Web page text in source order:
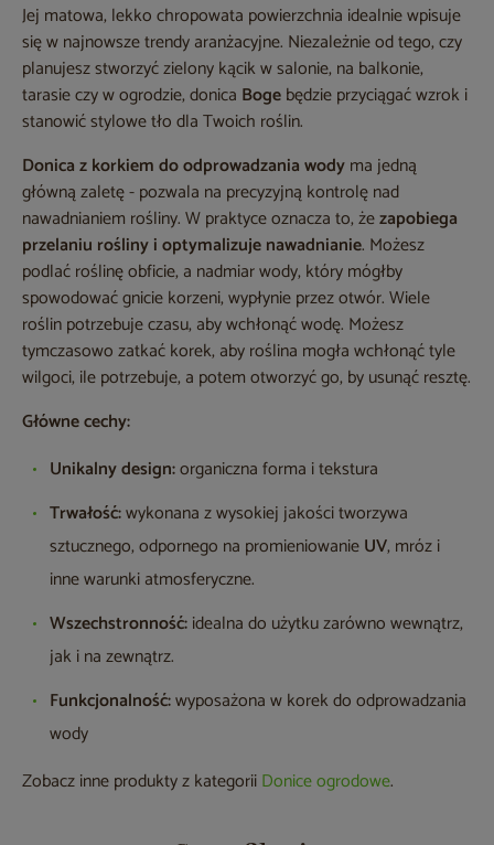
Jej matowa, lekko chropowata powierzchnia idealnie wpisuje
się w najnowsze trendy aranżacyjne. Niezależnie od tego, czy
planujesz stworzyć zielony kącik w salonie, na balkonie,
tarasie czy w ogrodzie, donica Bogebędzie przyciągać wzrok i
stanowić stylowe tło dla Twoich roślin.
Donica z korkiem do odprowadzania wodyma jedną
główną zaletę - pozwala na precyzyjną kontrolę nad
nawadnianiem rośliny. W praktyce oznacza to, żezapobiega
przelaniu rośliny i optymalizuje nawadnianie. Możesz
podlać roślinę obficie, a nadmiar wody, który mógłby
spowodować gnicie korzeni, wypłynie przez otwór. Wiele
roślin potrzebuje czasu, aby wchłonąć wodę. Możesz
tymczasowo zatkać korek, aby roślina mogła wchłonąć tyle
wilgoci, ile potrzebuje, a potem otworzyć go, by usunąć resztę.
Główne cechy:
Unikalny design:organiczna forma i tekstura
Trwałość:wykonana z wysokiej jakości tworzywa
sztucznego, odpornego na promieniowanieUV, mróz i
inne warunki atmosferyczne.
Wszechstronność:idealna do użytku zarówno wewnątrz,
jak i na zewnątrz.
Funkcjonalność:wyposażona w korek do odprowadzania
wody
Zobacz inne produkty z kategoriiDonice ogrodowe.